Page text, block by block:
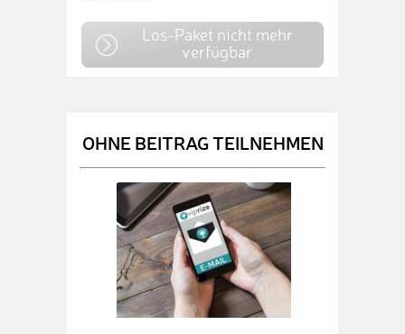
Los-Paket nicht mehr
verfügbar
OHNE BEITRAG TEILNEHMEN